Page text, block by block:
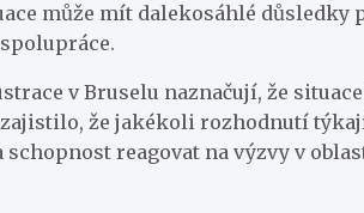
může mít dalekosáhlé
v Bruselu naznačují, že
že jakékoli rozhodnutí
reagovat na výzvy v